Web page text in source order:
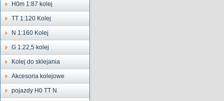
H0m 1:87 kolej
TT 1:120 Kolej
N 1:160 Kolej
G 1:22,5 kolej
Kolej do sklejania
Akcesoria kolejowe
pojazdy H0 TT N